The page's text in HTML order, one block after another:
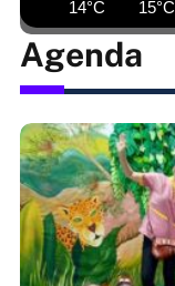
14°C 15°C
Agenda